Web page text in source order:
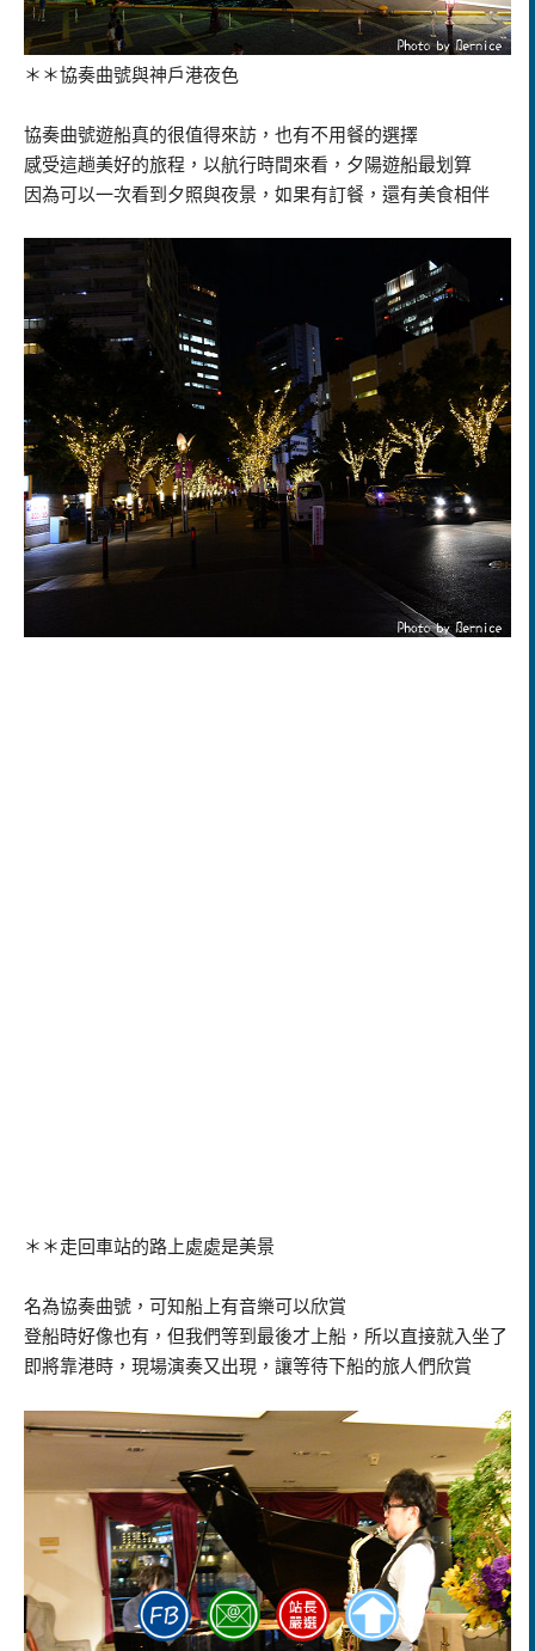
＊＊協奏曲號與神戶港夜色
協奏曲號遊船真的很值得來訪，也有不用餐的選擇
感受這趟美好的旅程，以航行時間來看，夕陽遊船最划算
因為可以一次看到夕照與夜景，如果有訂餐，還有美食相伴
＊＊走回車站的路上處處是美景
名為協奏曲號，可知船上有音樂可以欣賞
登船時好像也有，但我們等到最後才上船，所以直接就入坐了
即將靠港時，現場演奏又出現，讓等待下船的旅人們欣賞